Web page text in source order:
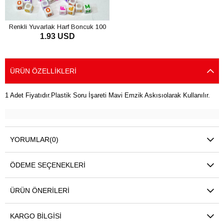
Renkli Yuvarlak Harf Boncuk 100
Adet
1.93 USD
ÜRÜN ÖZELLIKLERI
1 Adet Fiyatıdır.Plastik Soru İşareti Mavi Emzik Askısıolarak Kullanılır.
YORUMLAR(0)
ÖDEME SEÇENEKLERI
ÜRÜN ÖNERILERI
KARGO BILGISI